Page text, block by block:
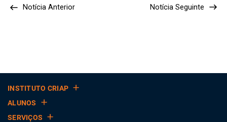
Notícia Anterior Notícia Seguinte
INSTITUTO CRIAP
ALUNOS
SERVIÇOS